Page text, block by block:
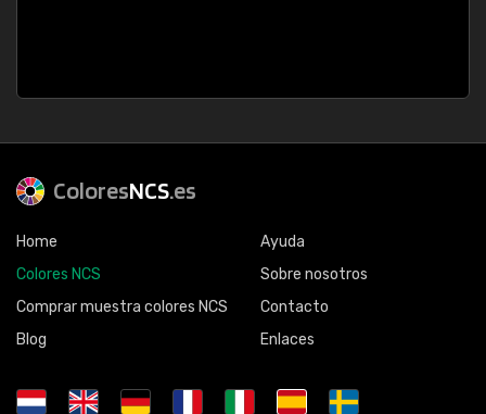
ColoresNCS.es
Home
Colores NCS
Comprar muestra colores NCS
Blog
Ayuda
Sobre nosotros
Contacto
Enlaces